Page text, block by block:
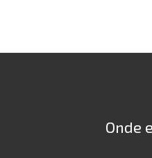
Onde